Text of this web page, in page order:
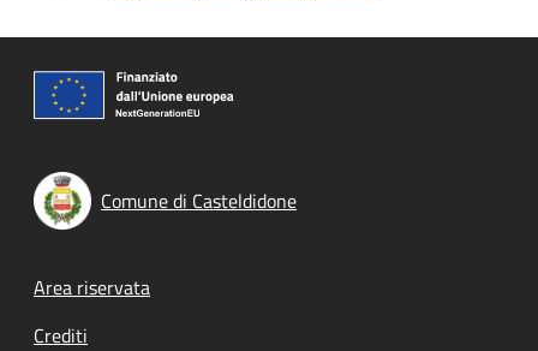
Comune di Casteldidone
Footer menu
Area riservata
Crediti